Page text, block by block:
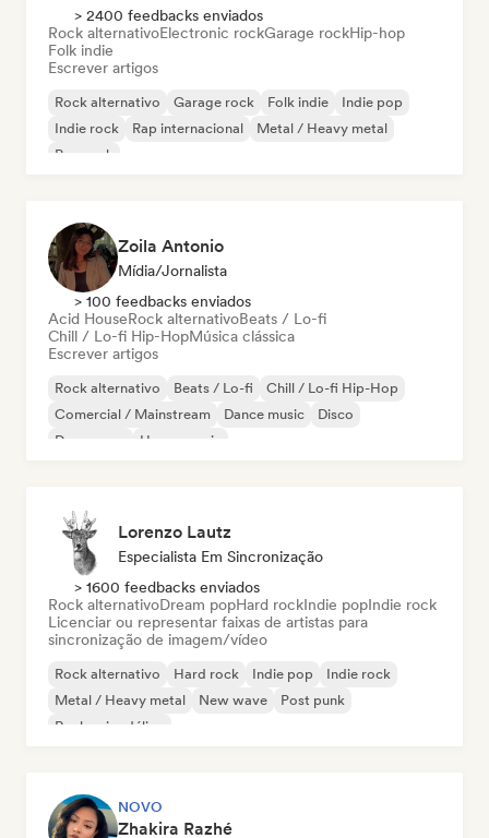
> 2400 feedbacks enviados
Rock alternativoElectronic rockGarage rockHip-hop
Folk indie
Escrever artigos
Rock alternativo Garage rock Folk indie
Indie pop
Indie rock
Rap internacional
Metal / Heavy metal
Pop rock
Zoila Antonio
Mídia/Jornalista
> 100 feedbacks enviados
Acid HouseRock alternativoBeats / Lo-fi
Chill / Lo-fi Hip-HopMúsica clássica
Escrever artigos
Rock alternativo Beats / Lo-fi
Chill / Lo-fi Hip-Hop
Comercial / Mainstream
Dance music
Disco
Dream pop
House music
Lorenzo Lautz
Especialista Em Sincronização
> 1600 feedbacks enviados
Rock alternativoDream popHard rockIndie popIndie rock
Licenciar ou representar faixas de artistas para
sincronização de imagem/vídeo
Rock alternativo Hard rock Indie pop
Indie rock
Metal / Heavy metal
New wave
Post punk
Rock psicodélico
NOVO
Zhakira Razhé